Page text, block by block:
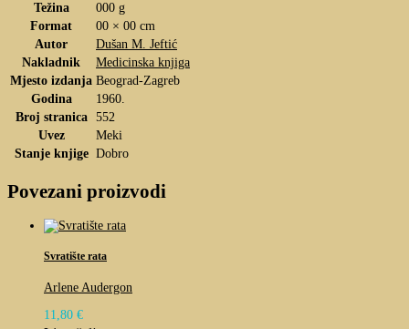
Težina
000 g
Format
00 × 00 cm
Autor
Dušan M. Jeftić
Nakladnik
Medicinska knjiga
Mjesto izdanja Beograd-Zagreb
Godina
1960.
Broj stranica
552
Uvez
Meki
Stanje knjige Dobro
Povezani proizvodi
Svratište rata
Arlene Audergon
11,80 €